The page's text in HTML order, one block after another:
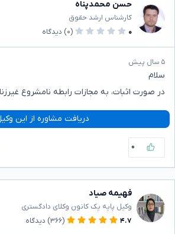
حسن محمدپناه
کارشناس ارشد حقوق
۰
(۰) دیدگاه
۵ سال پیش
سلام
در صورت اثبات، به مجازات رابطه نامشروع
دریافت مشاوره از این
۰
فهیمه صیاد
وکیل پایه یک کانون وکلای دادگستری
۴.۷
(۳۶۶) دیدگاه